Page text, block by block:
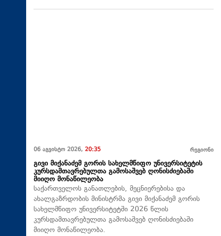
06 აგვისტო 2026, 20:35 რეგიონი
გივი მიქანაძემ გორის სახელმწიფო უნივერსიტეტის
კურსდამთავრებულთა გამოსაშვებ ღონისძიებაში
მიიღო მონაწილეობა
საქართველოს განათლების, მეცნიერებისა და
ახალგაზრდობის მინისტრმა გივი მიქანაძემ გორის
სახელმწიფო უნივერსიტეტში 2026 წლის
კურსდამთავრებულთა გამოსაშვებ ღონისძიებაში
მიიღო მონაწილეობა.